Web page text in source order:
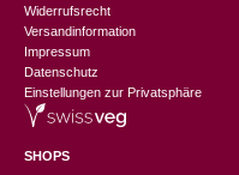
Widerrufsrecht
Versandinformation
Impressum
Datenschutz
Einstellungen zur Privatsphäre
SHOPS